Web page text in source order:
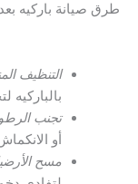
طرق صيانة باركيه
التنظيف
بالباركيه
تجنب
أو
مسح